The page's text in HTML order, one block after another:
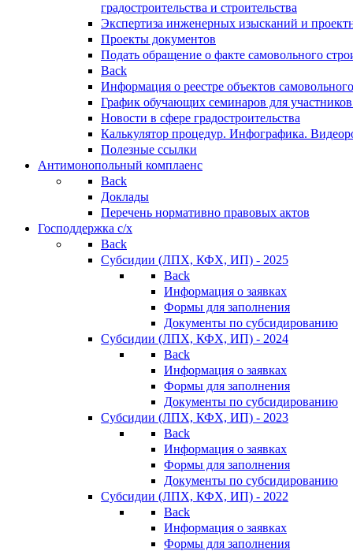
градостроительства и строительства
Экспертиза инженерных изысканий и
Проекты документов
Подать обращение о факте самовольного
Back
Информация о реестре объектов
График обучающих семинаров для участников
Новости в сфере градостроительства
Калькулятор процедур. Инфографика.
Полезные ссылки
Антимонопольный комплаенс
Back
Доклады
Перечень нормативно правовых актов
Господдержка с/х
Back
Субсидии (ЛПХ, КФХ, ИП) - 2025
Back
Информация о заявках
Формы для заполнения
Документы по субсидированию
Субсидии (ЛПХ, КФХ, ИП) - 2024
Back
Информация о заявках
Формы для заполнения
Документы по субсидированию
Субсидии (ЛПХ, КФХ, ИП) - 2023
Back
Информация о заявках
Формы для заполнения
Документы по субсидированию
Субсидии (ЛПХ, КФХ, ИП) - 2022
Back
Информация о заявках
Формы для заполнения